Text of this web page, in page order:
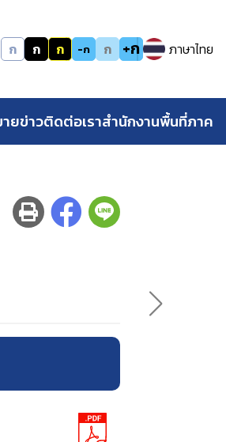
ก ก ก -ก ก +ก ภาษาไทย
ยข่าวติดต่อเราสำนักงานพื้นที่ภาค